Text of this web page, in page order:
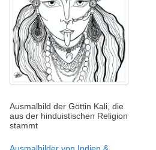
Ausmalbild der Göttin Kali, die
aus der hinduistischen Religion
stammt
Ausmalbilder von Indien &